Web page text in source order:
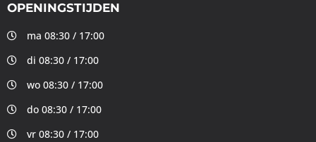
OPENINGSTIJDEN
ma 08:30 / 17:00
di 08:30 / 17:00
wo 08:30 / 17:00
do 08:30 / 17:00
vr 08:30 / 17:00